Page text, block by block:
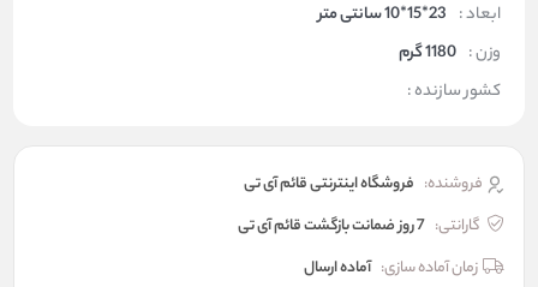
ابعاد : 23*15*10 سانتی متر
وزن : 1180 گرم
کشور سازنده :
فروشنده: فروشگاه اینترنتی قائم آی تی
گارانتی: 7 روز ضمانت بازگشت قائم آی تی
زمان آماده سازی: آماده ارسال